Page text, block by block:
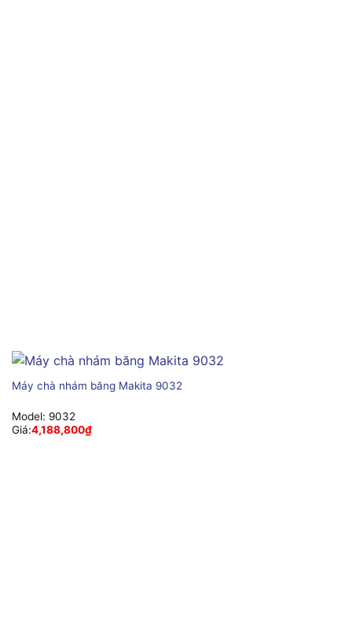
Máy chà nhám băng Makita 9032
Model: 9032
Giá:4,188,800₫